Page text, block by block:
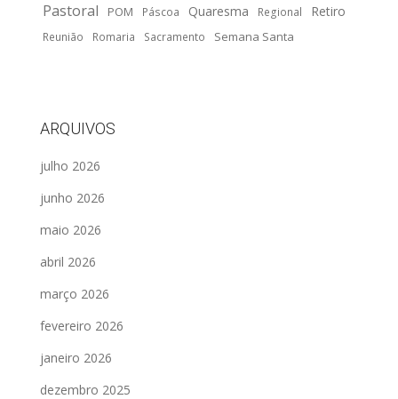
Pastoral
POM Páscoa Quaresma Regional Retiro
Reunião Romaria Sacramento Semana Santa
ARQUIVOS
julho 2026
junho 2026
maio 2026
abril 2026
março 2026
fevereiro 2026
janeiro 2026
dezembro 2025